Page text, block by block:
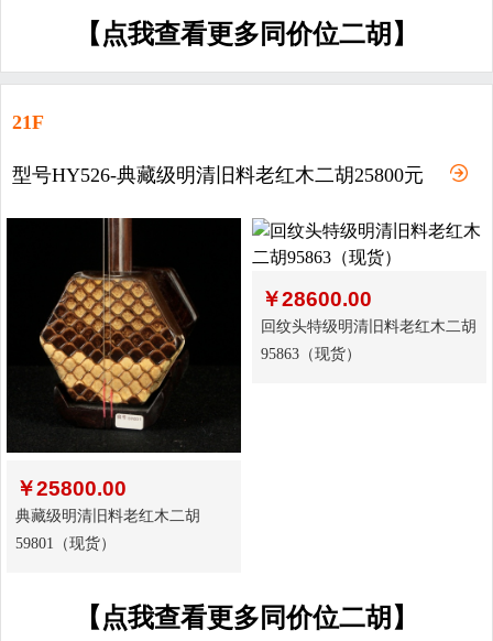
【点我查看更多同价位二胡】
21F
型号HY526-典藏级明清旧料老红木二胡25800元
￥25800.00
典藏级明清旧料老红木二胡
59801（现货）
￥28600.00
回纹头特级明清旧料老红木二胡
95863（现货）
【点我查看更多同价位二胡】